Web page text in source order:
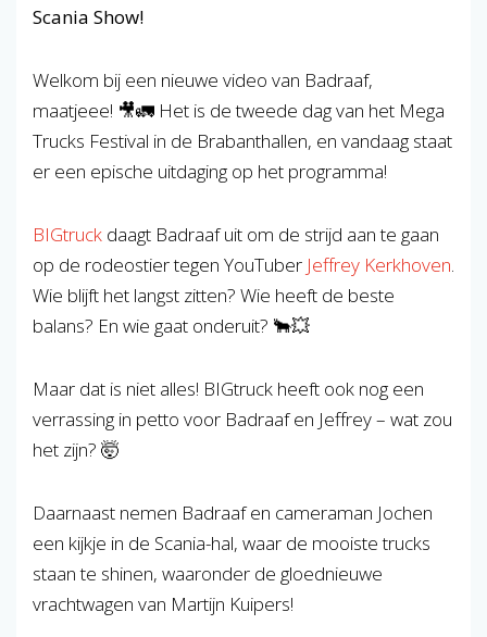
Scania Show!
Welkom bij een nieuwe video van Badraaf,
maatjeee! 🎥🚛 Het is de tweede dag van het Mega
Trucks Festival in de Brabanthallen, en vandaag staat
er een epische uitdaging op het programma!
BIGtruck daagt Badraaf uit om de strijd aan te gaan
op de rodeostier tegen YouTuber Jeffrey Kerkhoven.
Wie blijft het langst zitten? Wie heeft de beste
balans? En wie gaat onderuit? 🐂💥
Maar dat is niet alles! BIGtruck heeft ook nog een
verrassing in petto voor Badraaf en Jeffrey – wat zou
het zijn? 🤯
Daarnaast nemen Badraaf en cameraman Jochen
een kijkje in de Scania-hal, waar de mooiste trucks
staan te shinen, waaronder de gloednieuwe
vrachtwagen van Martijn Kuipers!